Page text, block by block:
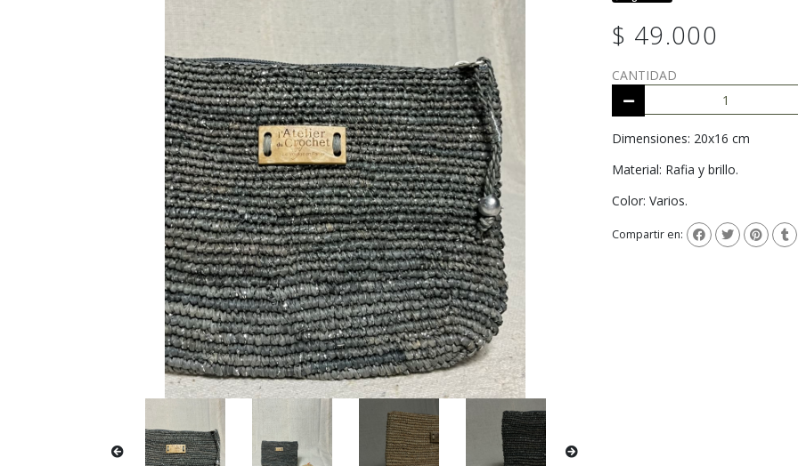
$ 49.000
CANTIDAD
Dimensiones: 20x16 cm
Material: Rafia y brillo.
Color: Varios.
Compartir en: